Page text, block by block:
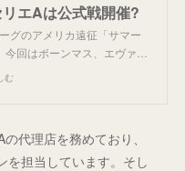
エAは公式戦開催?
グのアメリカ遠征「サマー
回はボーンマス、エヴァ…
む
代理店を務めており、
を担当しています。そし